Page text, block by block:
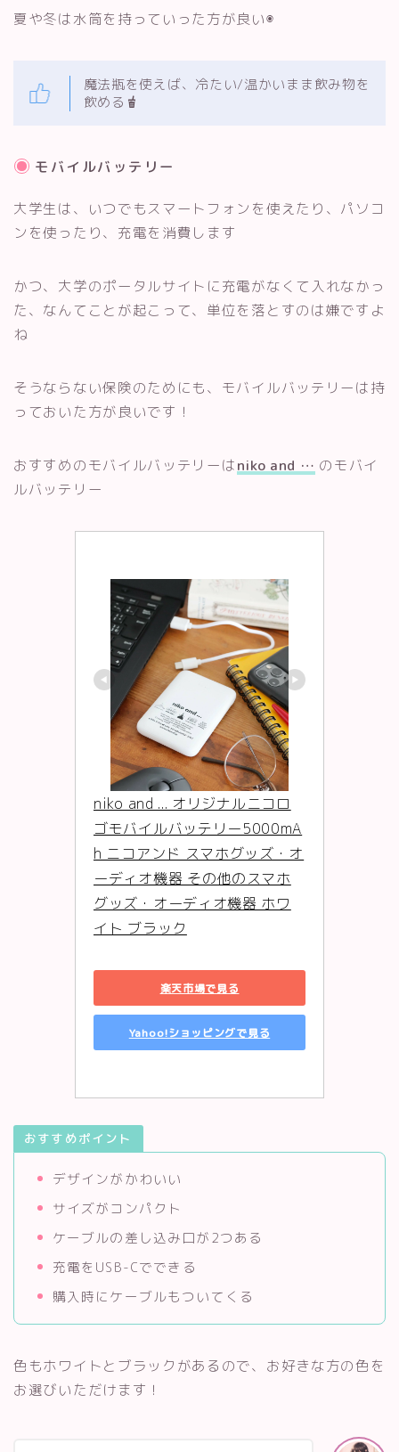
夏や冬は水筒を持っていった方が良い◉
魔法瓶を使えば、冷たい/温かいまま飲み物を
飲める
モバイルバッテリー
大学生は、いつでもスマートフォンを使えたり、パソコ
ンを使ったり、充電を消費します
かつ、大学のポータルサイトに充電がなくて入れなかっ
た、なんてことが起こって、単位を落とすのは嫌ですよ
ね
そうならない保険のためにも、モバイルバッテリーは持
っておいた方が良いです！
おすすめのモバイルバッテリーはniko and … のモバイ
ルバッテリー
niko and ... オリジナルニコロ
ゴモバイルバッテリー5000mA
h ニコアンド スマホグッズ・オ
ーディオ機器 その他のスマホ
グッズ・オーディオ機器 ホワ
イト ブラック
楽天市場で見る
Yahoo!ショッピングで見る
おすすめポイント
デザインがかわいい
サイズがコンパクト
ケーブルの差し込み口が2つある
充電をUSB-Cでできる
購入時にケーブルもついてくる
色もホワイトとブラックがあるので、お好きな方の色を
お選びいただけます！